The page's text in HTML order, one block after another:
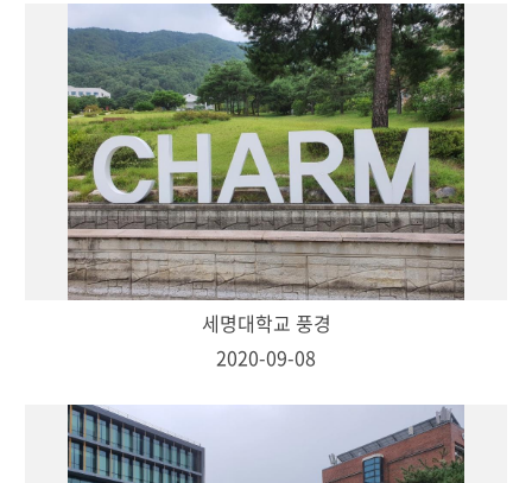
세명대학교 풍경
2020-09-08